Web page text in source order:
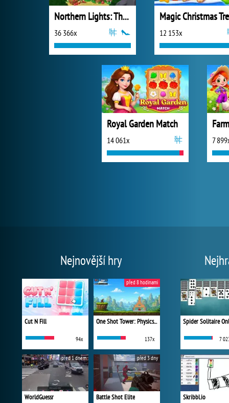
Northern Lights: The Secret of the Forest
36 366x 12 153x
Royal Garden Match
14 061x 7
Nejnovější hry
Cut N Fill
94x
One Shot Tower: Physics Destroyer
137x
před 8 hodinami
WorldGuessr
před 1 dnem
Battle Shot Elite
před 3 dny
Spider Solitaire
7
Skribbl.io